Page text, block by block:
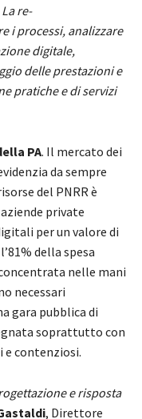
re-
i processi, analizzare
digitale,
delle prestazioni e
pratiche e di servizi
PA. Il mercato dei
da sempre
del PNRR è
private
per un valore di
della spesa
nelle mani
necessari
gara pubblica di
soprattutto con
e contenziosi.
e risposta
, Direttore